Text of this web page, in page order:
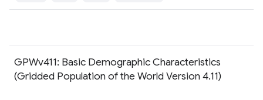
GPWv411: Basic Demographic Characteristics
(Gridded Population of the World Version 4.11)